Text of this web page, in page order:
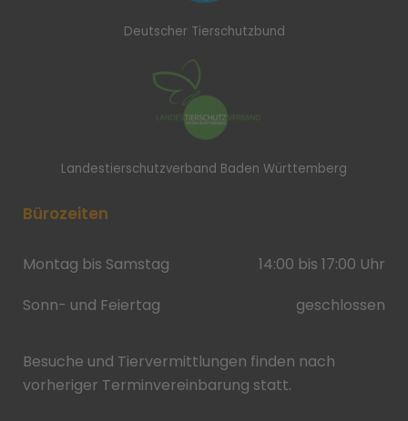
Deutscher Tierschutzbund
Landestierschutzverband Baden Württemberg
Bürozeiten
Montag bis Samstag
14:00 bis 17:00 Uhr
Sonn- und Feiertag
geschlossen
Besuche und Tiervermittlungen finden nach
vorheriger Terminvereinbarung statt.